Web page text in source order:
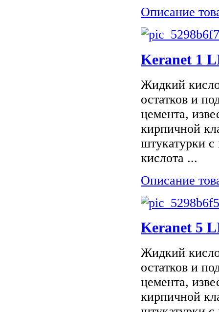
Описание
Keranet 1
Жидкий
остатков и
цемента,
кирпичной
штукатурки
кислота ...
Описание
Keranet 5
Жидкий
остатков и
цемента,
кирпичной